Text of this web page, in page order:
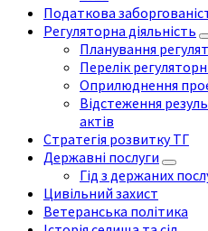
Податкова
Регуляторна діяльність
Планування
Перелік
Оприлюднення
Відстеження
актів
Стратегія розвитку ТГ
Державні послуги
Гід з держаних
Цивільний захист
Ветеранська політика